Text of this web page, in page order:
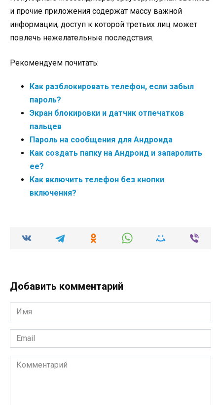
и прочие приложения содержат массу важной
информации, доступ к которой третьих лиц может
повлечь нежелательные последствия.
Рекомендуем почитать:
Как разблокировать телефон, если забыл
пароль?
Экран блокировки и датчик отпечатков
пальцев
Пароль на сообщения для Андроида
Как создать папку на Андроид и запаролить
ее?
Как включить телефон без кнопки
включения?
Добавить комментарий
Имя
*
Email
*
Комментарий